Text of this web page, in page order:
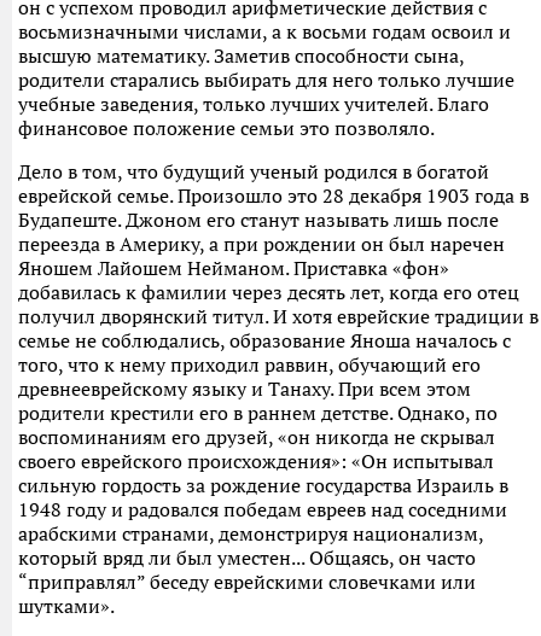
он с успехом проводил арифметические действия с
восьмизначными числами, а к восьми годам освоил и
высшую математику. Заметив способности сына,
родители старались выбирать для него только лучшие
учебные заведения, только лучших учителей. Благо
финансовое положение семьи это позволяло.
Дело в том, что будущий ученый родился в богатой
еврейской семье. Произошло это 28 декабря 1903 года в
Будапеште. Джоном его станут называть лишь после
переезда в Америку, а при рождении он был наречен
Яношем Лайошем Нейманом. Приставка «фон»
добавилась к фамилии через десять лет, когда его отец
получил дворянский титул. И хотя еврейские традиции в
семье не соблюдались, образование Яноша началось с
того, что к нему приходил раввин, обучающий его
древнееврейскому языку и Танаху. При всем этом
родители крестили его в раннем детстве. Однако, по
воспоминаниям его друзей, «он никогда не скрывал
своего еврейского происхождения»: «Он испытывал
сильную гордость за рождение государства Израиль в
1948 году и радовался победам евреев над соседними
арабскими странами, демонстрируя национализм,
который вряд ли был уместен... Общаясь, он часто
“приправлял” беседу еврейскими словечками или
шутками».